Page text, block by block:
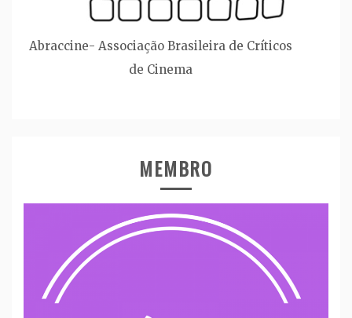
Abraccine- Associação Brasileira de Críticos
de Cinema
MEMBRO